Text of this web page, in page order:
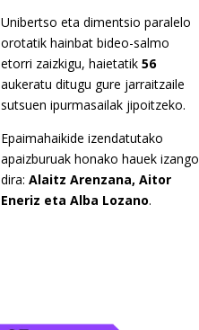
Unibertso eta dimentsio paralelo
orotatik hainbat bideo-salmo
etorri zaizkigu, haietatik 56
aukeratu ditugu gure jarraitzaile
sutsuen ipurmasailak jipoitzeko.
Epaimahaikide izendatutako
apaizburuak honako hauek izango
dira: Alaitz Arenzana, Aitor
Eneriz eta Alba Lozano.